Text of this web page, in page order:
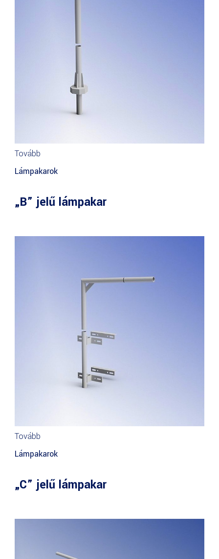
Tovább
Lámpakarok
„B” jelű lámpakar
Tovább
Lámpakarok
„C” jelű lámpakar